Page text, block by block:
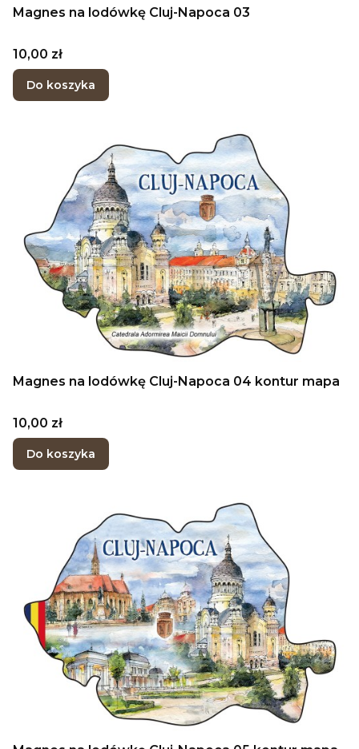
Magnes na lodówkę Cluj-Napoca 03
Cena
10,00 zł
Do koszyka
Magnes na lodówkę Cluj-Napoca 04 kontur mapa
Cena
10,00 zł
Do koszyka